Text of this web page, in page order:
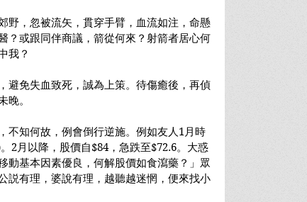
野，忽被流矢，貫穿手臂，血流如注，命懸
？或跟同伴商議，箭從何來？射箭者居心何
我？
避免失血致死，誠為上策。待傷癒後，再偵
晚。
不知何故，例會倒行逆施。例如友人1月時
2月以降，股價自$84，急跌至$72.6。大惑
動基本因素優良，何解股價如食瀉藥？」眾
説有理，婆說有理，越聽越迷惘，便來找小